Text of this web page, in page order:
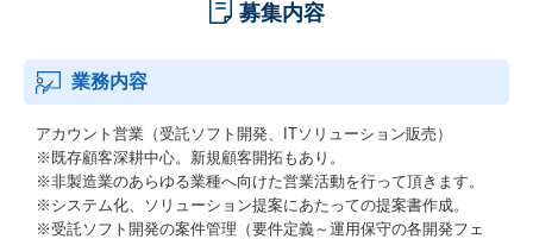
募集内容
業務内容
アカウント営業（受託ソフト開発、ITソリューション販売）
※既存顧客深耕中心。新規顧客開拓もあり。
※非製造業のあらゆる業種へ向けた営業活動を行って頂きます。
※システム化、ソリューション提案にあたっての提案書作成。
※受託ソフト開発の案件管理（要件定義～運用保守の各開発フェ